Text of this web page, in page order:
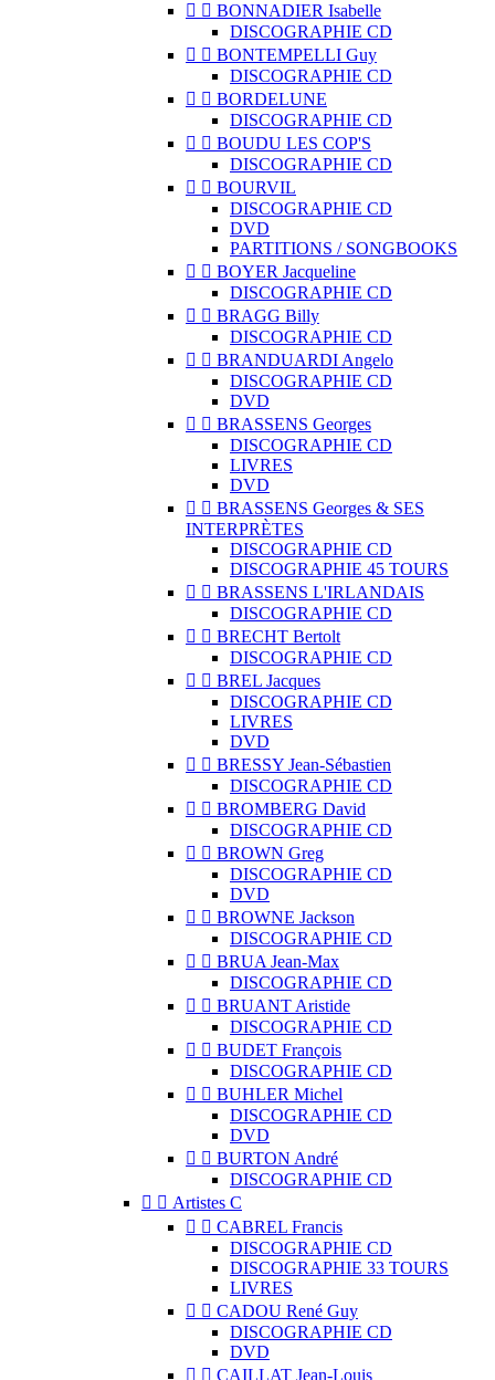
  BONNADIER Isabelle
DISCOGRAPHIE CD
  BONTEMPELLI Guy
DISCOGRAPHIE CD
  BORDELUNE
DISCOGRAPHIE CD
  BOUDU LES COP'S
DISCOGRAPHIE CD
  BOURVIL
DISCOGRAPHIE CD
DVD
PARTITIONS / SONGBOOKS
  BOYER Jacqueline
DISCOGRAPHIE CD
  BRAGG Billy
DISCOGRAPHIE CD
  BRANDUARDI Angelo
DISCOGRAPHIE CD
DVD
  BRASSENS Georges
DISCOGRAPHIE CD
LIVRES
DVD
  BRASSENS Georges & SES
INTERPRÈTES
DISCOGRAPHIE CD
DISCOGRAPHIE 45 TOURS
  BRASSENS L'IRLANDAIS
DISCOGRAPHIE CD
  BRECHT Bertolt
DISCOGRAPHIE CD
  BREL Jacques
DISCOGRAPHIE CD
LIVRES
DVD
  BRESSY Jean-Sébastien
DISCOGRAPHIE CD
  BROMBERG David
DISCOGRAPHIE CD
  BROWN Greg
DISCOGRAPHIE CD
DVD
  BROWNE Jackson
DISCOGRAPHIE CD
  BRUA Jean-Max
DISCOGRAPHIE CD
  BRUANT Aristide
DISCOGRAPHIE CD
  BUDET François
DISCOGRAPHIE CD
  BUHLER Michel
DISCOGRAPHIE CD
DVD
  BURTON André
DISCOGRAPHIE CD
  Artistes C
  CABREL Francis
DISCOGRAPHIE CD
DISCOGRAPHIE 33 TOURS
LIVRES
  CADOU René Guy
DISCOGRAPHIE CD
DVD
  CAILLAT Jean-Louis